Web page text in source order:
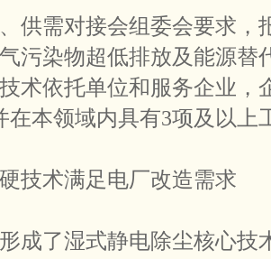
供需对接会组委会要求，
污染物超低排放及能源替
术依托单位和服务企业，
在本领域内具有3项及以上
技术满足电厂改造需求
成了湿式静电除尘核心技